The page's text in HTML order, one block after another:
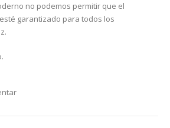
no podemos permitir que el
garantizado para todos los